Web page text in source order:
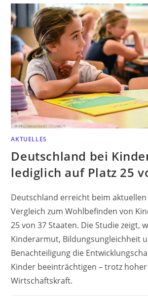
AKTUELLES
Deutschland bei
lediglich auf Platz 25
Deutschland erreicht beim aktuellen
Vergleich zum Wohlbefinden von
25 von 37 Staaten. Die Studie zeigt,
Kinderarmut, Bildungsungleichheit
Benachteiligung die
Kinder beeinträchtigen – trotz hoher
Wirtschaftskraft.